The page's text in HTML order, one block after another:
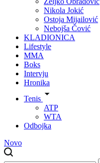
Nikola Jokić
Ostoja Mijailović
Nebojša Čović
KLADIONICA
Lifestyle
MMA
Boks
Intervju
Hronika
Tenis
ATP
WTA
Odbojka
Novo